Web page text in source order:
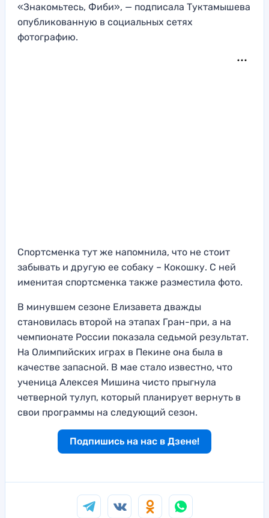
«Знакомьтесь, Фиби», — подписала Туктамышева
опубликованную в социальных сетях
фотографию.
Спортсменка тут же напомнила, что не стоит
забывать и другую ее собаку – Кокошку. С ней
именитая спортсменка также разместила фото.
В минувшем сезоне Елизавета дважды
становилась второй на этапах Гран-при, а на
чемпионате России показала седьмой результат.
На Олимпийских играх в Пекине она была в
качестве запасной. В мае стало известно, что
ученица Алексея Мишина чисто прыгнула
четверной тулуп, который планирует вернуть в
свои программы на следующий сезон.
Подпишись на нас в Дзене!